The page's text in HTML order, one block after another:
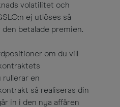
volatilitet och
ej utlöses så
den betalade premien.
om du vill
rullerar en
så realiseras din
in i den nya affären